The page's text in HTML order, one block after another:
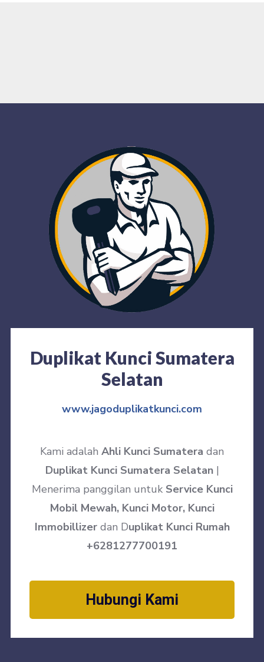
Duplikat Kunci Sumatera
Selatan
www.jagoduplikatkunci.com
Kami adalah Ahli Kunci Sumatera dan
Duplikat Kunci Sumatera Selatan|
Menerima panggilan untuk Service Kunci
Mobil Mewah, Kunci Motor, Kunci
Immobillizerdan Duplikat Kunci Rumah
+6281277700191
Hubungi Kami